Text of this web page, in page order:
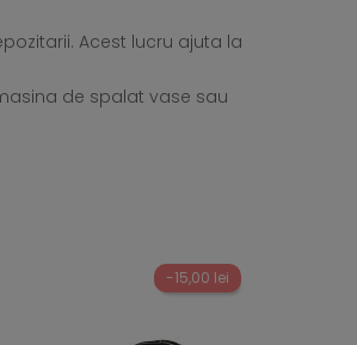
Acest lucru ajuta la
de spalat vase sau
-15,00 lei